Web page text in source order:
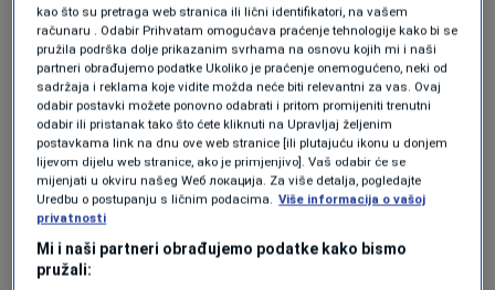
Irske.
Šesnaest uzastopnih dana bez sunca
zabilježeno je dva puta - jednom u Belmulletu,
okrug Mayo, u septembru 1956. i ponovo na
aerodromu Cork između decembra 2018. i
januara 2019.
kao što su pretraga web stranica ili lični identifikatori, na vašem
računaru . Odabir Prihvatam omogućava praćenje tehnologije kako bi se
pružila podrška dolje prikazanim svrhama na osnovu kojih mi i naši
partneri obrađujemo podatke Ukoliko je praćenje onemogućeno, neki od
sadržaja i reklama koje vidite možda neće biti relevantni za vas. Ovaj
odabir postavki možete ponovno odabrati i pritom promijeniti trenutni
odabir ili pristanak tako što ćete kliknuti na Upravljaj željenim
postavkama link na dnu ove web stranice [ili plutajuću ikonu u donjem
lijevom dijelu web stranice, ako je primjenjivo]. Vaš odabir će se
mijenjati u okviru našeg Wеб локација. Za više detalja, pogledajte
Uredbu o postupanju s ličnim podacima. Više informacija o vašoj
privatnosti
Mi i naši partneri obrađujemo podatke kako bismo
pružali: